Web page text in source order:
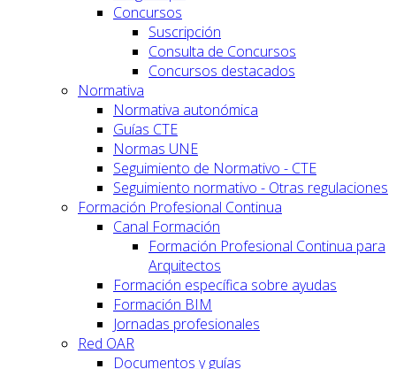
Concursos
Suscripción
Consulta de Concursos
Concursos destacados
Normativa
Normativa autonómica
Guías CTE
Normas UNE
Seguimiento de Normativo - CTE
Seguimiento normativo - Otras regulaciones
Formación Profesional Continua
Canal Formación
Formación Profesional Continua para
Arquitectos
Formación específica sobre ayudas
Formación BIM
Jornadas profesionales
Red OAR
Documentos y guías